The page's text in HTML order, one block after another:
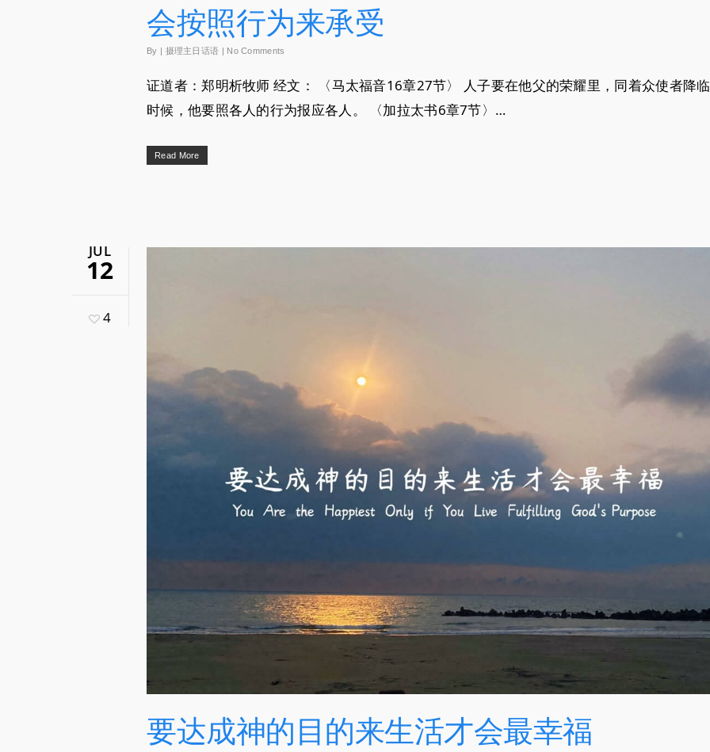
会按照行为来承受
By 摄理主日话语 No Comments
证道者：郑明析牧师 经文： 〈马太福音16章27节〉 人子要在他父的荣耀里，同着众使者降
时候，他要照各人的行为报应各人。 〈加拉太书6章7节〉…
Read More
JUL
12
4
要达成神的目的来生活才会最幸福